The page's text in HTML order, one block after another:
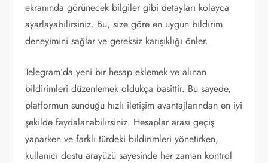
ekranında görünecek bilgiler gibi detayları kolayca
ayarlayabilirsiniz. Bu, size göre en uygun bildirim
deneyimini sağlar ve gereksiz karışıklığı önler.
Telegram’da yeni bir hesap eklemek ve alınan
bildirimleri düzenlemek oldukça basittir. Bu sayede,
platformun sunduğu hızlı iletişim avantajlarından en iyi
şekilde faydalanabilirsiniz. Hesaplar arası geçiş
yaparken ve farklı türdeki bildirimleri yönetirken,
kullanıcı dostu arayüzü sayesinde her zaman kontrol